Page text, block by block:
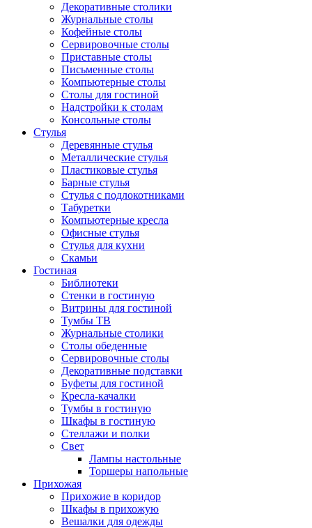
Декоративные столики
Журнальные столы
Кофейные столы
Сервировочные столы
Приставные столы
Письменные столы
Компьютерные столы
Столы для гостиной
Надстройки к столам
Консольные столы
Стулья
Деревянные стулья
Металлические стулья
Пластиковые стулья
Барные стулья
Стулья с подлокотниками
Табуретки
Компьютерные кресла
Офисные стулья
Стулья для кухни
Скамьи
Гостиная
Библиотеки
Стенки в гостиную
Витрины для гостиной
Тумбы ТВ
Журнальные столики
Столы обеденные
Сервировочные столы
Декоративные подставки
Буфеты для гостиной
Кресла-качалки
Тумбы в гостиную
Шкафы в гостиную
Стеллажи и полки
Свет
Лампы настольные
Торшеры напольные
Прихожая
Прихожие в коридор
Шкафы в прихожую
Вешалки для одежды